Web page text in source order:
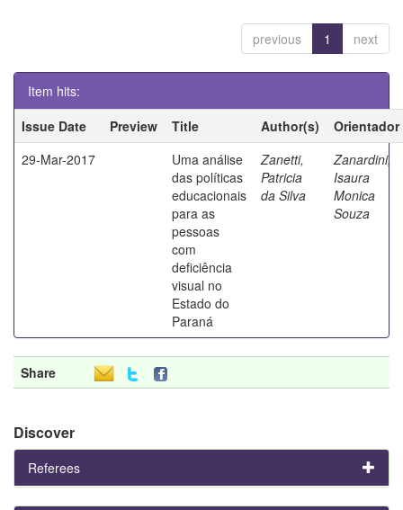
previous 1 next
Item hits:
Issue Date
Preview Title Author(s)
Orientador
29-Mar-2017
Uma análise
das políticas
educacionais
para as
pessoas
com
deficiência
visual no
Estado do
Paraná
Zanetti,
Patricia
da Silva
Zanardini,
Isaura
Monica
Souza
Share
Discover
Referees